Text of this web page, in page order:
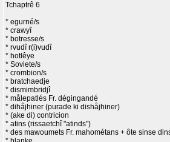
Tchaptrê 6
* egurné/s
* crawyî
* botresse/s
* rvudî r(i)vudî
* hotlêye
* Soviete/s
* crombion/s
* bratchaedje
* dismimbridjî
* målepatlés Fr. dégingandé
* dihåjhiner (purade ki dishåjhiner)
* (ake di) contricion
* atins (rissaetchî "atinds")
* des mawoumets Fr. mahométans + ôte sinse